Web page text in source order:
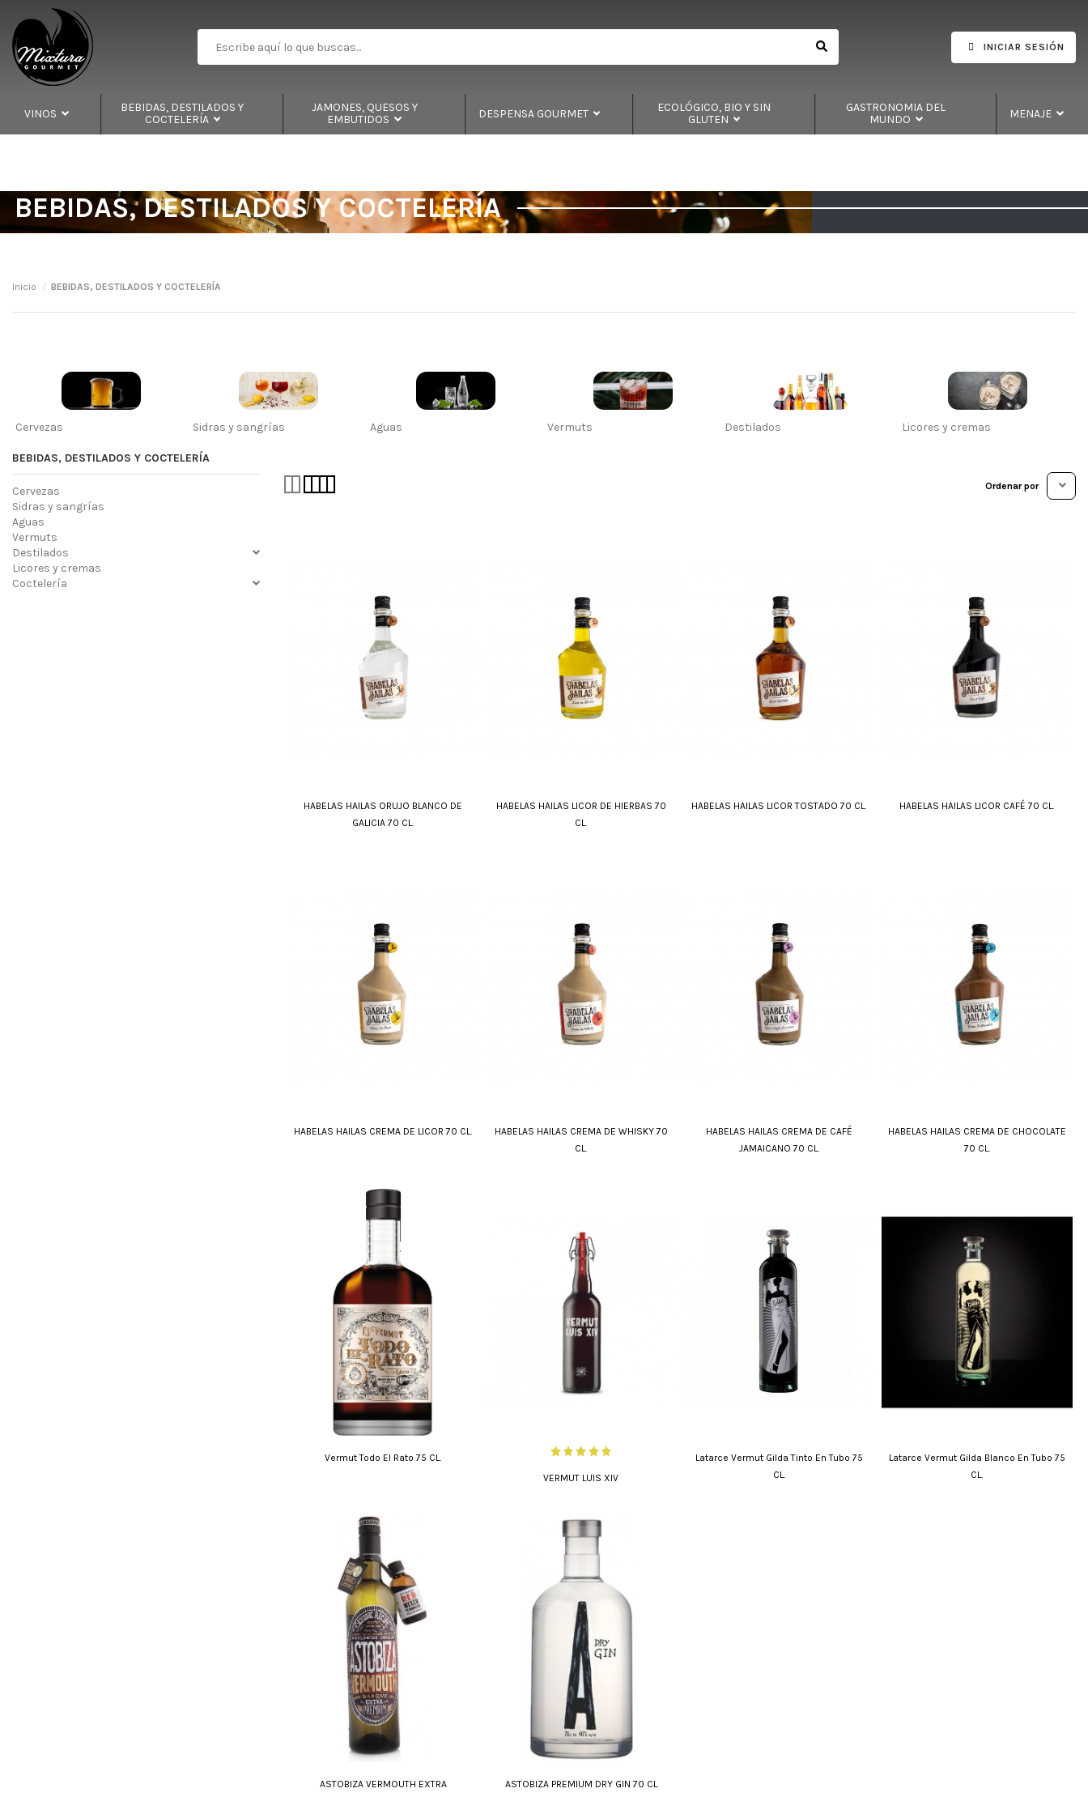
INICIAR SESIÓN
VINOS
BEBIDAS, DESTILADOS Y
COCTELERÍA
JAMONES, QUESOS Y
EMBUTIDOS
DESPENSA GOURMET
ECOLÓGICO, BIO Y SIN
GLUTEN
GASTRONOMIA DEL
MUNDO
MENAJE
BEBIDAS, DESTILADOS Y COCTELERÍA
Inicio BEBIDAS, DESTILADOS Y COCTELERÍA
Cervezas Sidras y sangrías Aguas Vermuts Destilados Licores y cremas
Ordenar por
HABELAS HAILAS ORUJO BLANCO DE
GALICIA 70 CL.
HABELAS HAILAS LICOR DE HIERBAS 70
CL.
HABELAS HAILAS LICOR TOSTADO 70 CL. HABELAS HAILAS LICOR CAFÉ 70 CL.
HABELAS HAILAS CREMA DE LICOR 70 CL.
HABELAS HAILAS CREMA DE WHISKY 70
CL.
HABELAS HAILAS CREMA DE CAFÉ
JAMAICANO 70 CL.
HABELAS HAILAS CREMA DE CHOCOLATE
70 CL.
Vermut Todo El Rato 75 CL.
VERMUT LUIS XIV
Latarce Vermut Gilda Tinto En Tubo 75
CL.
Latarce Vermut Gilda Blanco En Tubo 75
CL.
ASTOBIZA VERMOUTH EXTRA ASTOBIZA PREMIUM DRY GIN 70 CL
BEBIDAS, DESTILADOS Y COCTELERÍA
Cervezas
Sidras y sangrías
Aguas
Vermuts
Destilados
Licores y cremas
Coctelería